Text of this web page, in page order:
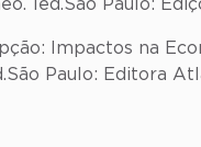
1ed.São Paulo:
Impactos na
Paulo: Editora